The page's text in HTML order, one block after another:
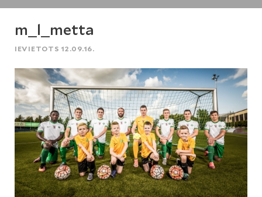
m_l_metta
IEVIETOTS 12.09.16.